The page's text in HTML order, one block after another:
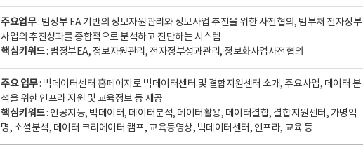
주요업무: 범정부 EA 기반의 정보자원관리와 정보사업 추진을 위한 사전협의, 범부처 전자정부
사업의 추진성과를 종합적으로 분석하고 진단하는 시스템
핵심키워드: 범정부EA, 정보자원관리, 전자정부성과관리, 정보화사업사전협의
주요 업무: 빅데이터센터 홈페이지로 빅데이터센터 및 결합지원센터 소개, 주요사업, 데이터 분
석을 위한 인프라 지원 및 교육정보 등 제공
핵심키워드: 인공지능, 빅데이터, 데이터분석, 데이터활용, 데이터결합, 결합지원센터, 가명익
명, 소셜분석, 데이터 크리에이터 캠프, 교육동영상, 빅데이터센터, 인프라, 교육 등